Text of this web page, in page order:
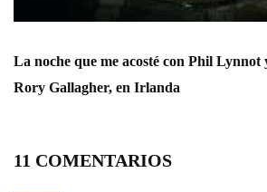
La noche que me acosté con Phil Lynnot
Rory Gallagher, en Irlanda
11 COMENTARIOS